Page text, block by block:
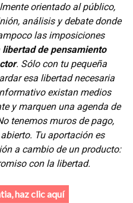
orientado al público,
análisis y debate donde
las imposiciones
de pensamiento
. Sólo con tu pequeña
esa libertad necesaria
existan medios
y marquen una agenda de
tenemos muros de pago,
Tu aportación es
a cambio de un producto:
con la libertad.
haz clic aquí